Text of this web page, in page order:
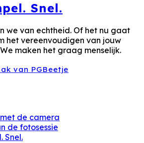
Snel.
we van echtheid. Of het nu gaat
het vereenvoudigen van jouw
maken het graag menselijk.
van PGBeetje
de camera
de fotosessie
Snel.